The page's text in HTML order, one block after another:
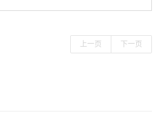
上一页 下一页